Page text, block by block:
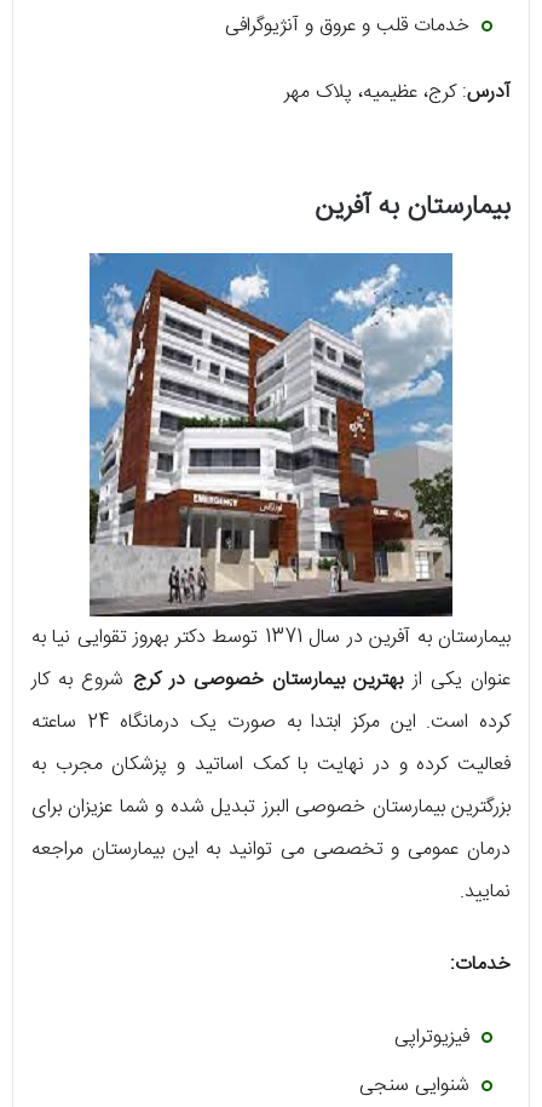
خدمات قلب و عروق و آنژیوگرافی
آدرس: کرج، عظیمیه، پلاک مهر
بیمارستان به آفرین
بیمارستان به آفرین در سال 1371 توسط دکتر بهروز تقوایی نیا به
عنوان یکی ازبهترین بیمارستان خصوصی در کرج شروع به کار
کرده است. این مرکز ابتدا به صورت یک درمانگاه 24 ساعته
فعالیت کرده و در نهایت با کمک اساتید و پزشکان مجرب به
بزرگترین بیمارستان خصوصی البرز تبدیل شده و شما عزیزان برای
درمان عمومی و تخصصی می توانید به این بیمارستان مراجعه
نمایید.
خدمات:
فیزیوتراپی
شنوایی سنجی